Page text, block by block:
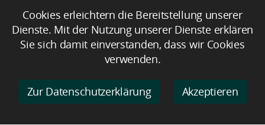
Cookies erleichtern die Bereitstellung unserer
Dienste. Mit der Nutzung unserer Dienste erklären
Sie sich damit einverstanden, dass wir Cookies
verwenden.
Zur Datenschutzerklärung Akzeptieren